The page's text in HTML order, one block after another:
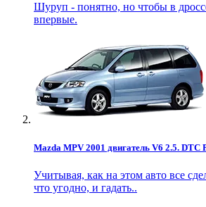
Шуруп - понятно, но чтобы в
впервые.
Mazda MPV 2001 двигатель V6 2.5. DTC
Учитывая, как на этом авто все
что угодно, и гадать..